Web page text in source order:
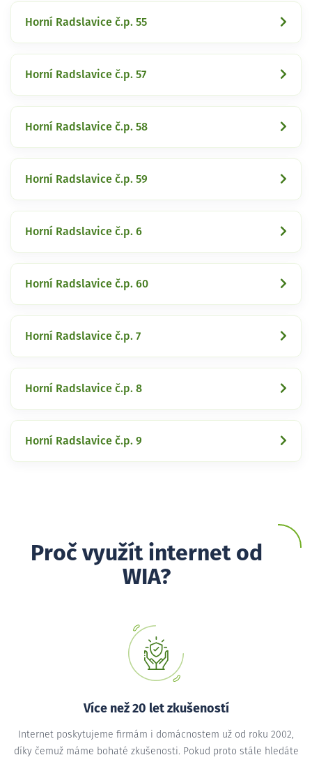
Horní Radslavice č.p. 55
Horní Radslavice č.p. 57
Horní Radslavice č.p. 58
Horní Radslavice č.p. 59
Horní Radslavice č.p. 6
Horní Radslavice č.p. 60
Horní Radslavice č.p. 7
Horní Radslavice č.p. 8
Horní Radslavice č.p. 9
Proč využít internet od
WIA?
Více než 20 let zkušeností
Internet poskytujeme firmám i domácnostem už od roku 2002,
díky čemuž máme bohaté zkušenosti. Pokud proto stále hledáte